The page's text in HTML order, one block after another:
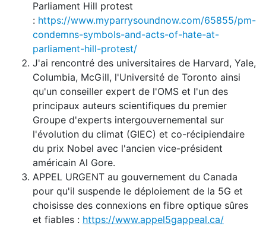
Parliament Hill protest
: https://www.myparrysoundnow.com/65855/pm-
condemns-symbols-and-acts-of-hate-at-
parliament-hill-protest/
J'ai rencontré des universitaires de Harvard, Yale,
Columbia, McGill, l'Université de Toronto ainsi
qu'un conseiller expert de l'OMS et l'un des
principaux auteurs scientifiques du premier
Groupe d'experts intergouvernemental sur
l'évolution du climat (GIEC) et co-récipiendaire
du prix Nobel avec l'ancien vice-président
américain Al Gore.
APPEL URGENT au gouvernement du Canada
pour qu'il suspende le déploiement de la 5G et
choisisse des connexions en fibre optique sûres
et fiables : https://www.appel5gappeal.ca/